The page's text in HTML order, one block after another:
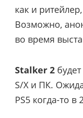
как и
Возможно,
во время
Stalker 2
S/X и ПК.
PS5 когда-то в